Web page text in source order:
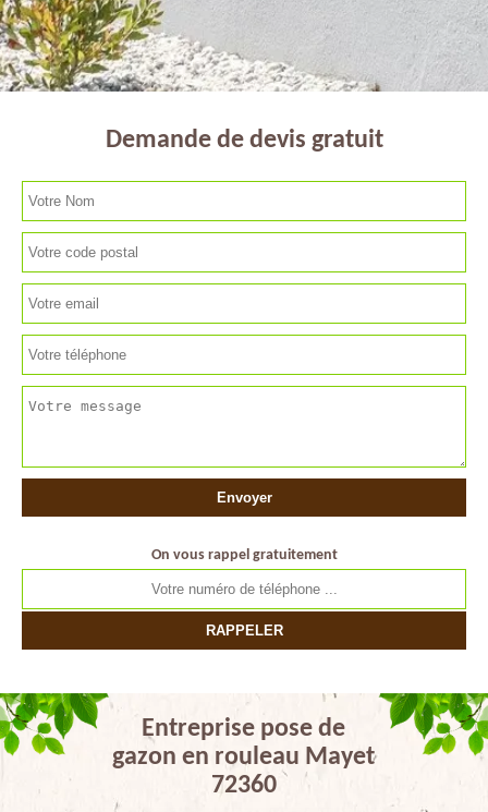
Demande de devis gratuit
On vous rappel gratuitement
Entreprise pose de
gazon en rouleau Mayet
72360